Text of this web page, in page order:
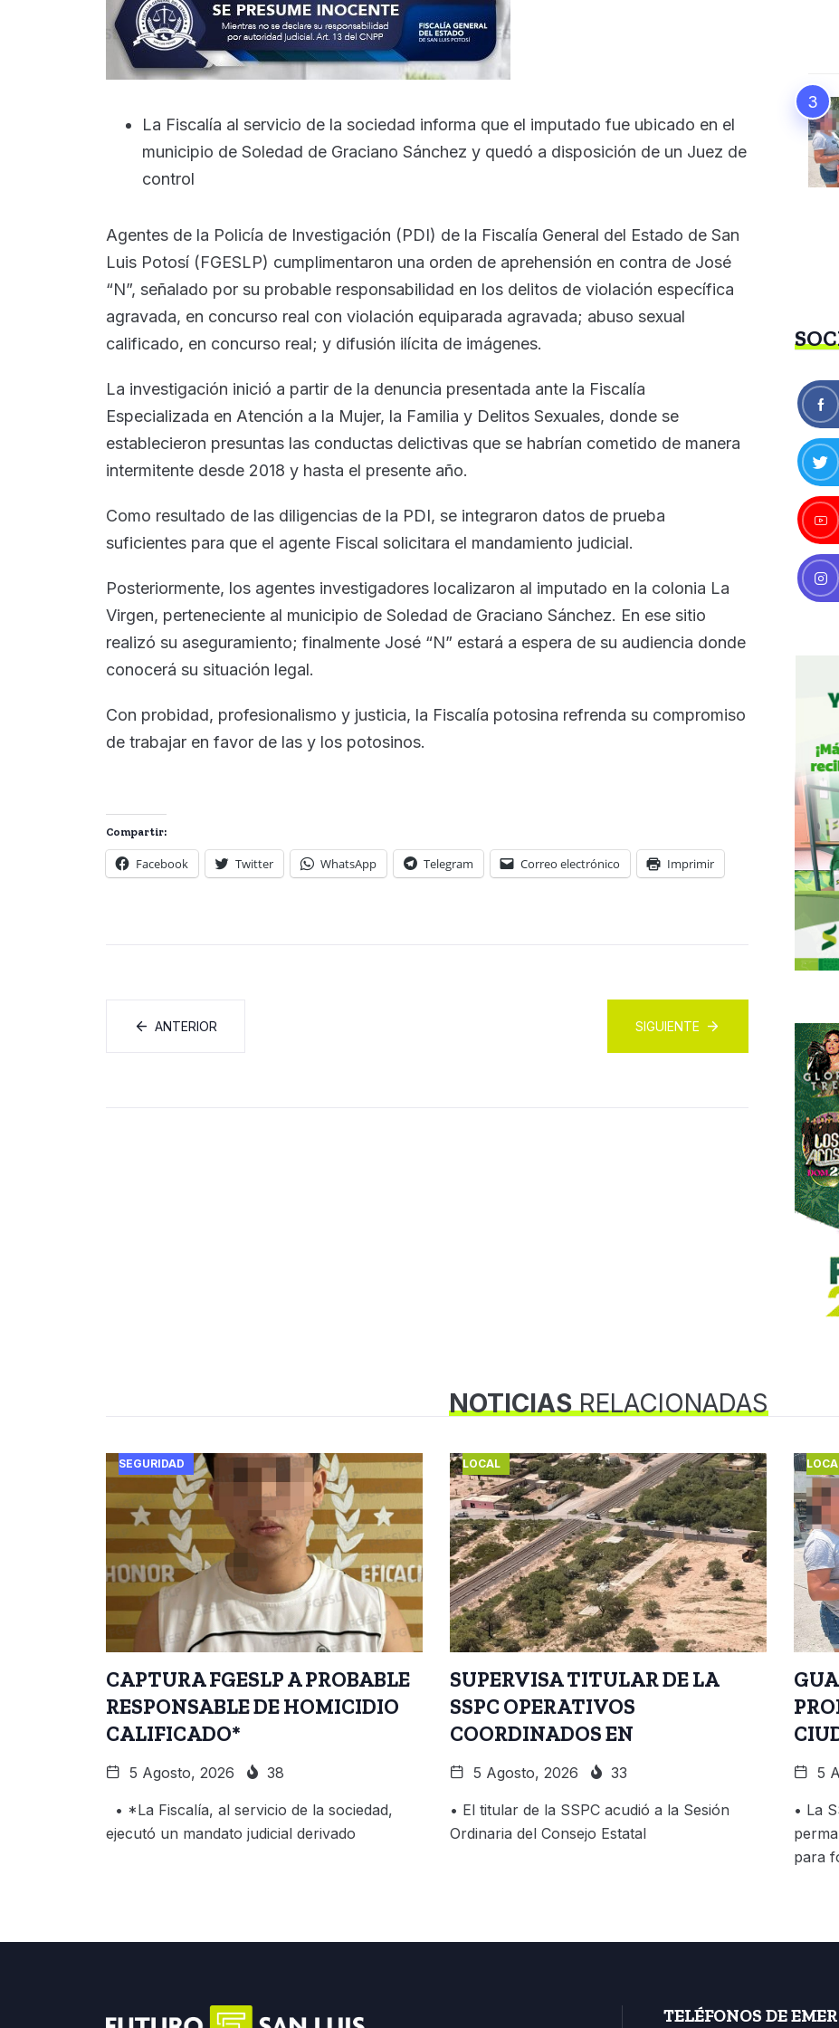
La Fiscalía al servicio de la sociedad informa que el imputado fue ubicado en el
municipio de Soledad de Graciano Sánchez y quedó a disposición de un Juez de
control
Agentes de la Policía de Investigación (PDI) de la Fiscalía General del Estado de San
Luis Potosí (FGESLP) cumplimentaron una orden de aprehensión en contra de José
“N”, señalado por su probable responsabilidad en los delitos de violación específica
agravada, en concurso real con violación equiparada agravada; abuso sexual
calificado, en concurso real; y difusión ilícita de imágenes.
La investigación inició a partir de la denuncia presentada ante la Fiscalía
Especializada en Atención a la Mujer, la Familia y Delitos Sexuales, donde se
establecieron presuntas las conductas delictivas que se habrían cometido de manera
intermitente desde 2018 y hasta el presente año.
Como resultado de las diligencias de la PDI, se integraron datos de prueba
suficientes para que el agente Fiscal solicitara el mandamiento judicial.
Posteriormente, los agentes investigadores localizaron al imputado en la colonia La
Virgen, perteneciente al municipio de Soledad de Graciano Sánchez. En ese sitio
realizó su aseguramiento; finalmente José “N” estará a espera de su audiencia donde
conocerá su situación legal.
Con probidad, profesionalismo y justicia, la Fiscalía potosina refrenda su compromiso
de trabajar en favor de las y los potosinos.
Compartir:
Facebook Twitter WhatsApp Telegram Correo electrónico Imprimir
ANTERIOR SIGUIENTE
NOTICIASRELACIONADAS
SEGURIDAD
CAPTURA FGESLP A PROBABLE
RESPONSABLE DE HOMICIDIO
CALIFICADO*
5 Agosto, 2026 38
• *La Fiscalía, al servicio de la sociedad,
ejecutó un mandato judicial derivado
LOCAL
SUPERVISA TITULAR DE LA
SSPC OPERATIVOS
COORDINADOS EN
5 Agosto, 2026 33
• El titular de la SSPC acudió a la Sesión
Ordinaria del Consejo Estatal
5
• La
para
TELÉFONOS DE